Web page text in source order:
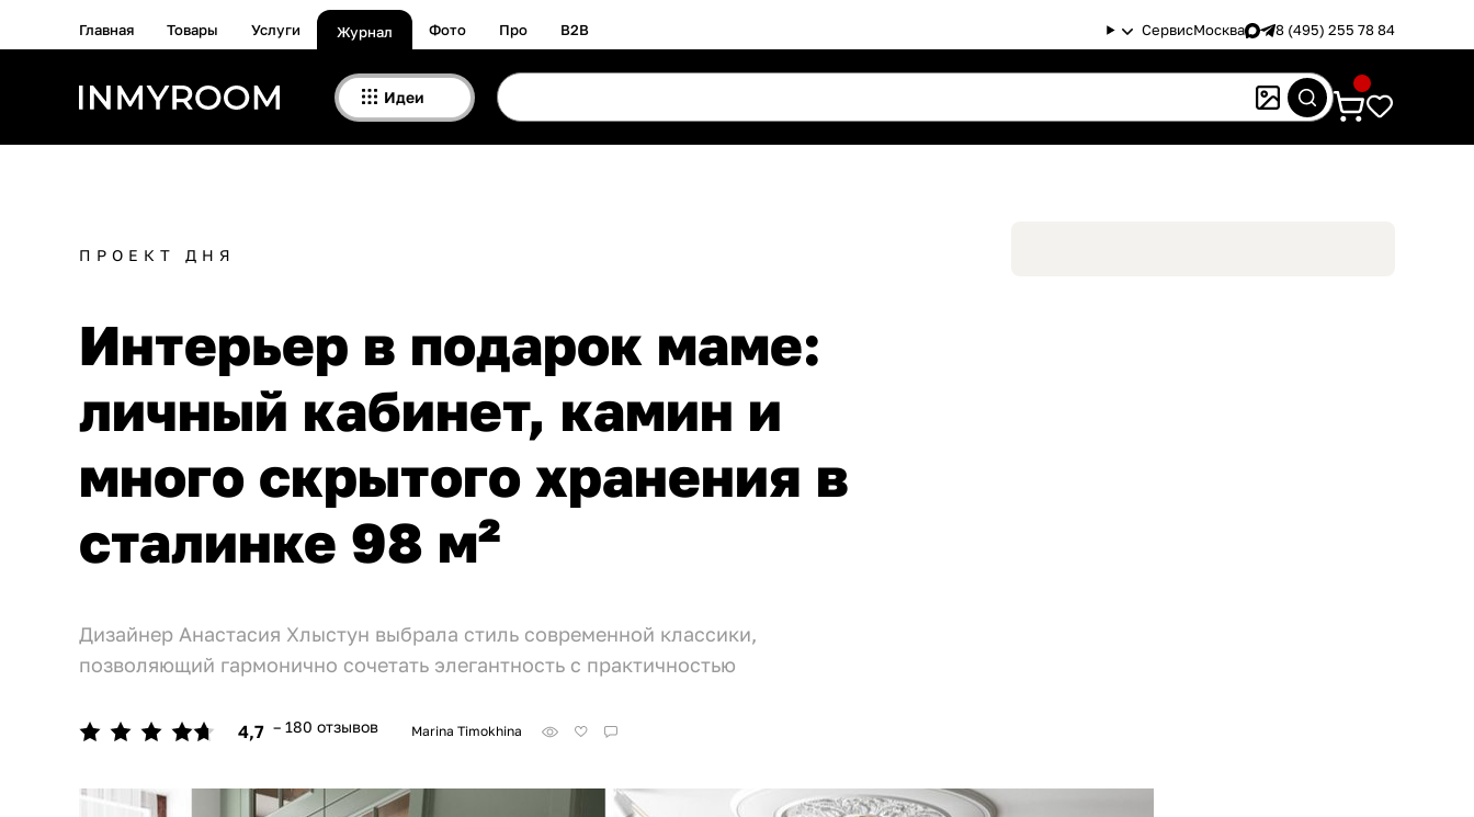
Главная Товары Услуги Журнал Фото Про B2B СервисМосква 8 (495) 255 78 84
Идеи
ПРОЕКТ ДНЯ
Интерьер в подарок маме:
личный кабинет, камин и
много скрытого хранения в
сталинке 98 м²
Дизайнер Анастасия Хлыстун выбрала стиль современной классики,
позволяющий гармонично сочетать элегантность с практичностью
4,7 – 180 отзывов Marina Timokhina